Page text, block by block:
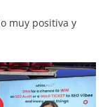
muy positiva y